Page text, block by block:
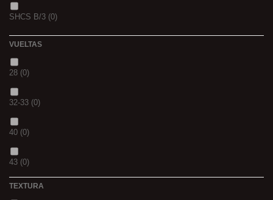
PIÑA
SCOPEX
TUTTI
FRESA
MIEL(0)
SHCS B/3 (0)
VUELTAS
28 (0)
32-33 (0)
40 (0)
43 (0)
TEXTURA